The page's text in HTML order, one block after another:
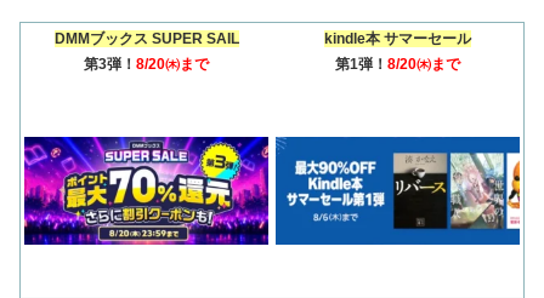
DMMブックス SUPER SAIL
第3弾！ 8/20㈭まで
kindle本 サマーセール
第1弾！ 8/20㈭まで